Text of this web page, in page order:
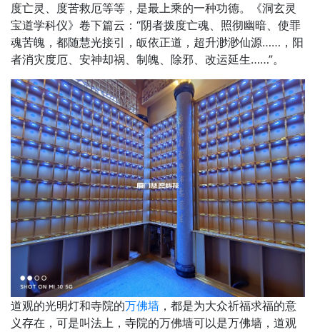
度亡灵、度苦救厄等等，是最上乘的一种功德。《洞玄灵
宝道学科仪》卷下篇云：“阴者拨度亡魂、照彻幽暗、使罪
魂苦魄，都随慧光接引，皈依正道，超升渺渺仙源……，阳
者消灾度厄、安神却祸、制魄、除邪、改运延生……”。
道观的光明灯和寺院的万佛墙 ，都是为大众祈福求福的意
义存在，可是叫法上，寺院的万佛墙可以是万佛墙，道观